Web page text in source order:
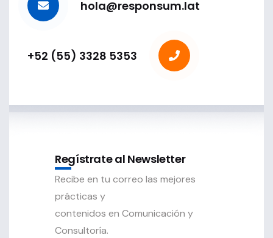
hola@responsum.lat
+52 (55) 3328 5353
Regístrate al Newsletter
Recibe en tu correo las mejores
prácticas y
contenidos en Comunicación y
Consultoría.